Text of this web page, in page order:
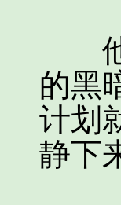
他
的黑
计划
静下